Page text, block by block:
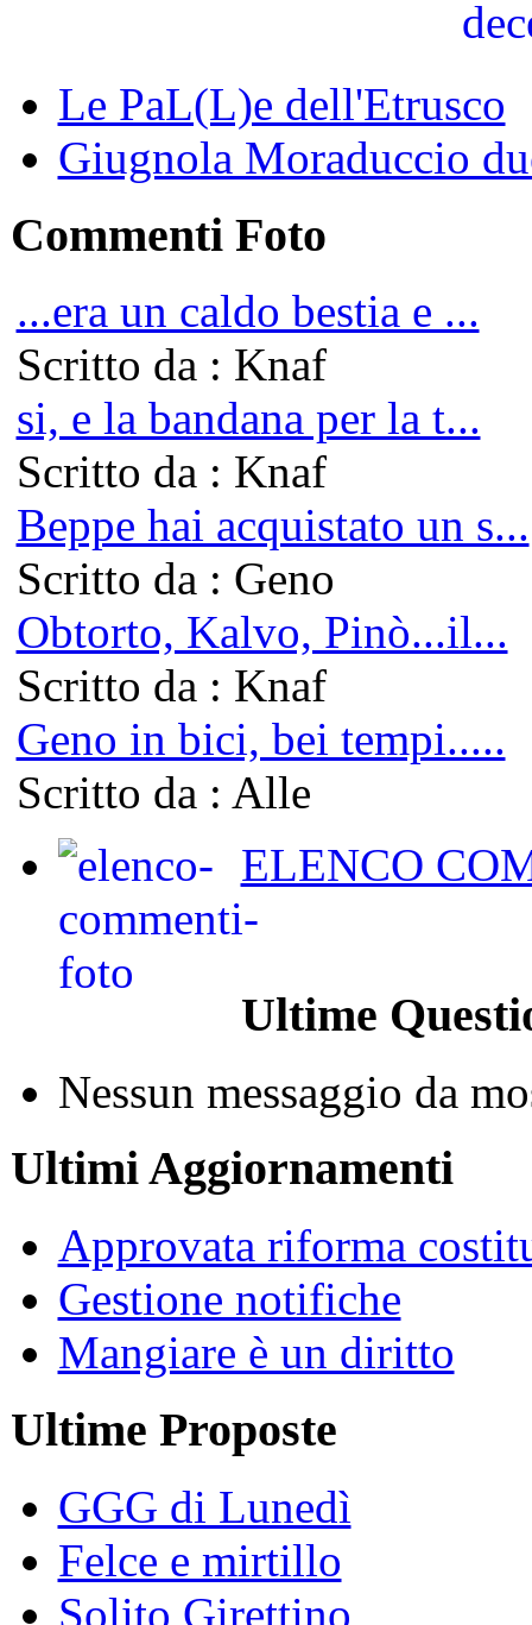
Le PaL(L)e dell'Etrusco
Giugnola Moraduccio
Commenti Foto
...era un caldo bestia e ...
Scritto da : Knaf
si, e la bandana per la t...
Scritto da : Knaf
Beppe hai acquistato un s...
Scritto da : Geno
Obtorto, Kalvo, Pinò...il...
Scritto da : Knaf
Geno in bici, bei tempi.....
Scritto da : Alle
ELENCO
Ultime
Nessun messaggio da
Ultimi Aggiornamenti
Approvata riforma
Gestione notifiche
Mangiare è un diritto
Ultime Proposte
GGG di Lunedì
Felce e mirtillo
Solito Girettino